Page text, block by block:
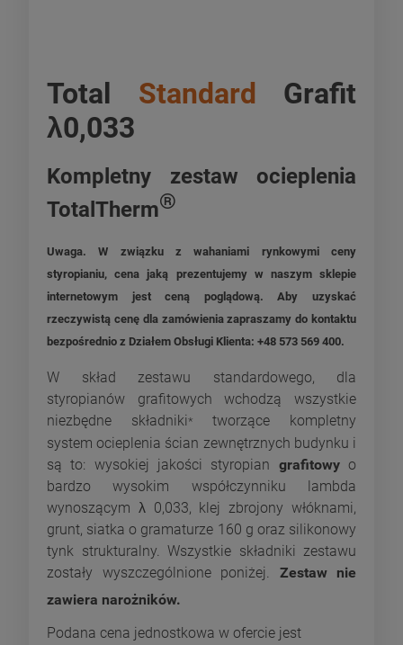
Total Standard Grafit
λ0,033
Kompletny zestaw ocieplenia
TotalTherm®
Uwaga. W związku z wahaniami rynkowymi ceny
styropianiu, cena jaką prezentujemy w naszym sklepie
internetowym jest ceną poglądową. Aby uzyskać
rzeczywistą cenę dla zamówienia zapraszamy do kontaktu
bezpośrednio z Działem Obsługi Klienta: +48 573 569 400.
W skład zestawu standardowego, dla
styropianów grafitowych wchodzą wszystkie
niezbędne składniki* tworzące kompletny
system ocieplenia ścian zewnętrznych budynku i
są to: wysokiej jakości styropian grafitowyo
bardzo wysokim współczynniku lambda
wynoszącym λ 0,033, klej zbrojony włóknami,
grunt, siatka o gramaturze 160 g oraz silikonowy
tynk strukturalny. Wszystkie składniki zestawu
zostały wyszczególnione poniżej. Zestaw nie
zawiera narożników.
Podana cena jednostkowa w ofercie jest